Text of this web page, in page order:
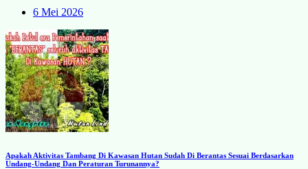
6 Mei 2026
Apakah Aktivitas Tambang Di Kawasan Hutan Sudah Di Berantas Sesuai Berdasarkan
Undang-Undang Dan Peraturan Turunannya?